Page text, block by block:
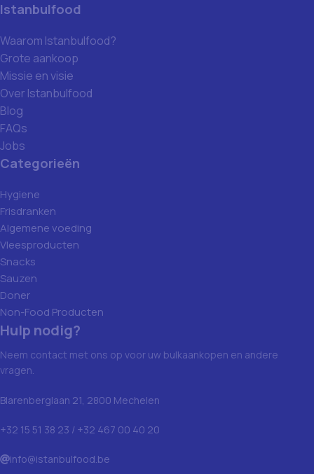
Istanbulfood
Waarom Istanbulfood?
Grote aankoop
Missie en visie
Over Istanbulfood
Blog
FAQs
Jobs
Categorieën
Hygiene
Frisdranken
Algemene voeding
Vleesproducten
Snacks
Sauzen
Doner
Non-Food Producten
Hulp nodig?
Neem contact met ons op voor uw bulkaankopen en andere
vragen.
Blarenberglaan 21, 2800 Mechelen
+32 15 51 38 23 / +32 467 00 40 20
info@istanbulfood.be